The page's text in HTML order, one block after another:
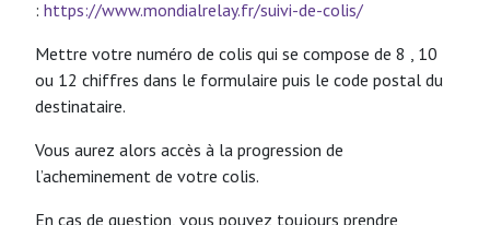
: https://www.mondialrelay.fr/suivi-de-colis/
Mettre votre numéro de colis qui se compose de 8 , 10
ou 12 chiffres dans le formulaire puis le code postal du
destinataire.
Vous aurez alors accès à la progression de
l’acheminement de votre colis.
En cas de question, vous pouvez toujours prendre